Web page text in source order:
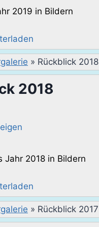
2019 in Bildern
» Rückblick 2018
2018
Jahr 2018 in Bildern
» Rückblick 2017